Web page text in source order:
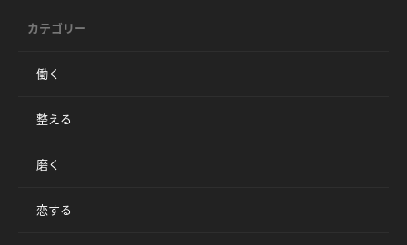
カテゴリー
働く
整える
磨く
恋する